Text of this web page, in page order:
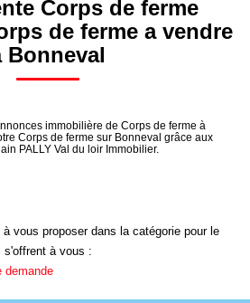
VENTES
AGENCES
Sommes Nous
Notre Équipe
CONTACT
Plus de critères
Corps de ferme
de ferme a vendre
Bonneval
immobilière de Corps de ferme à
Corps de ferme sur Bonneval grâce aux
PALLY Val du loir Immobilier.
vous proposer dans la catégorie pour le
s'offrent à vous :
demande